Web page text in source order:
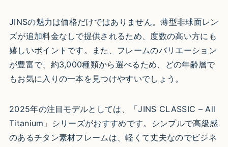
JINSの魅力は価格だけではありません。薄型非球面レン
ズが追加料金なしで提供されるため、度数の高い方にも
嬉しいポイントです。また、フレームのバリエーション
が豊富で、約3,000種類から選べるため、どの年齢層で
もお気に入りの一本を見つけやすいでしょう。
2025年の注目モデルとしては、「JINS CLASSIC – All
Titanium」シリーズがおすすめです。シンプルで高級感
のあるチタン素材フレームは、軽くて丈夫なのでビジネ